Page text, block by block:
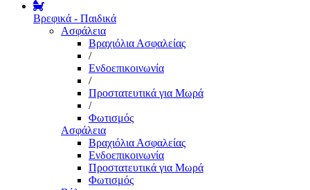
Βρεφικά - Παιδικά
Ασφάλεια
Βραχιόλια Ασφαλείας
/
Ενδοεπικοινωνία
/
Προστατευτικά για Μωρά
/
Φωτισμός
Ασφάλεια
Βραχιόλια Ασφαλείας
Ενδοεπικοινωνία
Προστατευτικά για Μωρά
Φωτισμός